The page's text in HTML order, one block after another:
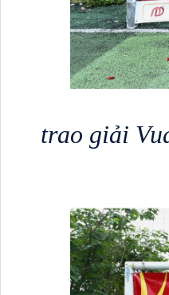
trao giải